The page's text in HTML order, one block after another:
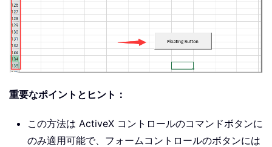
重要なポイントとヒント：
この方法は ActiveX コントロールのコマンドボタンに
のみ適用可能で、フォームコントロールのボタンには